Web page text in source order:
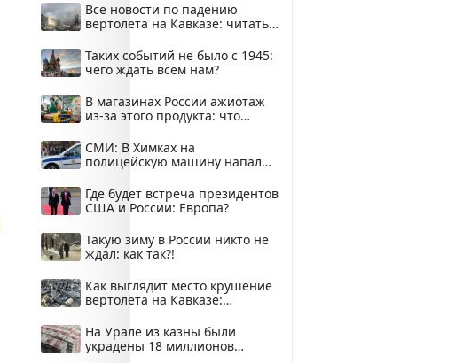
Все новости по падению
вертолета на Кавказе: читать
Таких событий не было с 1945:
чего ждать всем нам?
В магазинах России ажиотаж
из-за этого продукта: что
СМИ: В Химках на
полицейскую машину напали
Где будет встреча президентов
США и России: Европа?
Такую зиму в России никто не
ждал: как так?!
Как выглядит место крушение
вертолета на Кавказе:
На Урале из казны были
украдены 18 миллионов